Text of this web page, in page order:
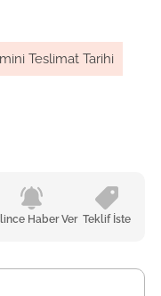
Teslimat Tarihi
Haber Ver Teklif İste